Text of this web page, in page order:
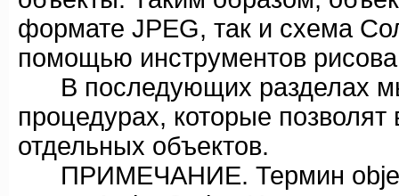
формате JPEG, так и схема
помощью инструментов
В последующих разделах
процедурах, которые
отдельных объектов.
ПРИМЕЧАНИЕ. Термин object